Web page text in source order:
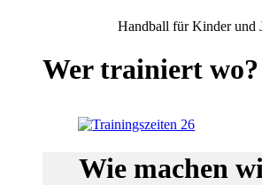
Handball für Kinder und
Wertrainiertwo?
Wie machen